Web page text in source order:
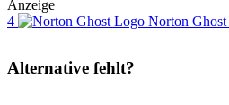
Anzeige
4
Norton Ghost
Alternative fehlt?